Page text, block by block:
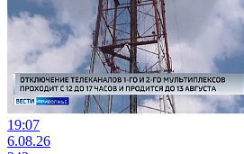
19:07
6.08.26